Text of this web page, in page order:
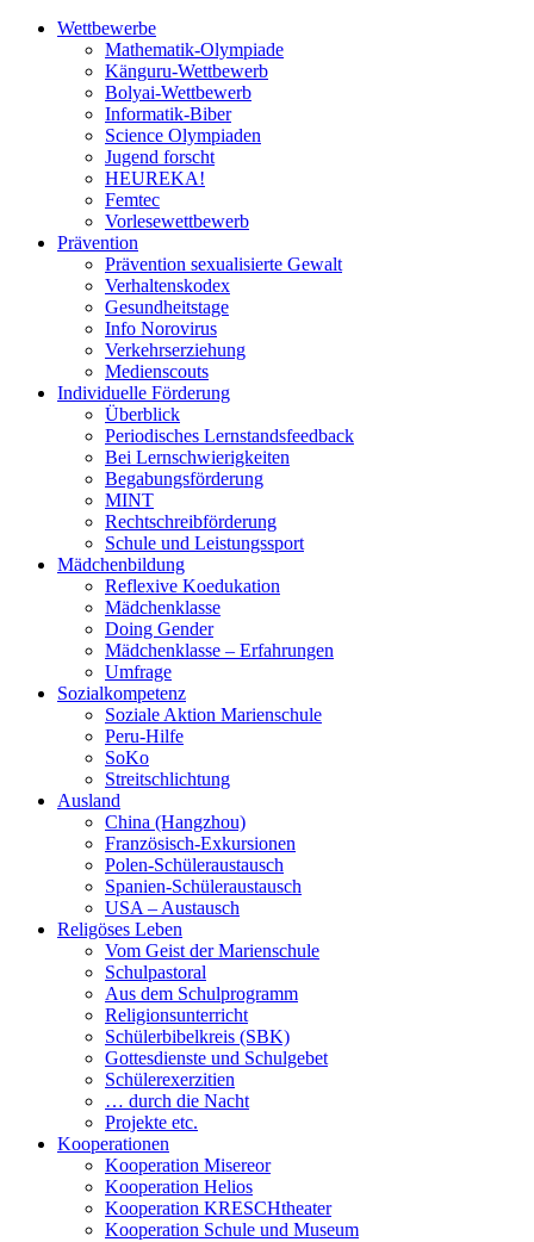
Wettbewerbe
Mathematik-Olympiade
Känguru-Wettbewerb
Bolyai-Wettbewerb
Informatik-Biber
Science Olympiaden
Jugend forscht
HEUREKA!
Femtec
Vorlesewettbewerb
Prävention
Prävention sexualisierte Gewalt
Verhaltenskodex
Gesundheitstage
Info Norovirus
Verkehrserziehung
Medienscouts
Individuelle Förderung
Überblick
Periodisches Lernstandsfeedback
Bei Lernschwierigkeiten
Begabungsförderung
MINT
Rechtschreibförderung
Schule und Leistungssport
Mädchenbildung
Reflexive Koedukation
Mädchenklasse
Doing Gender
Mädchenklasse – Erfahrungen
Umfrage
Sozialkompetenz
Soziale Aktion Marienschule
Peru-Hilfe
SoKo
Streitschlichtung
Ausland
China (Hangzhou)
Französisch-Exkursionen
Polen-Schüleraustausch
Spanien-Schüleraustausch
USA – Austausch
Religöses Leben
Vom Geist der Marienschule
Schulpastoral
Aus dem Schulprogramm
Religionsunterricht
Schülerbibelkreis (SBK)
Gottesdienste und Schulgebet
Schülerexerzitien
… durch die Nacht
Projekte etc.
Kooperationen
Kooperation Misereor
Kooperation Helios
Kooperation KRESCHtheater
Kooperation Schule und Museum